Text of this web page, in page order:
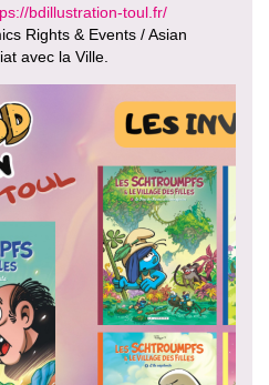
bdillustration-toul.fr/
Rights & Events / Asian
avec la Ville.